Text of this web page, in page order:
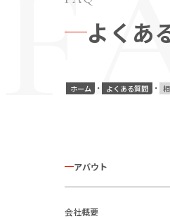
よくあ
ホーム よくある質問
アバウト
会社概要